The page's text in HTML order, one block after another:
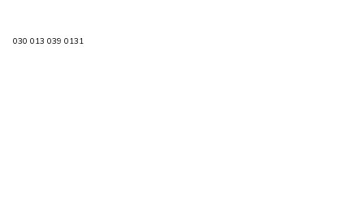
030 013 039 0131